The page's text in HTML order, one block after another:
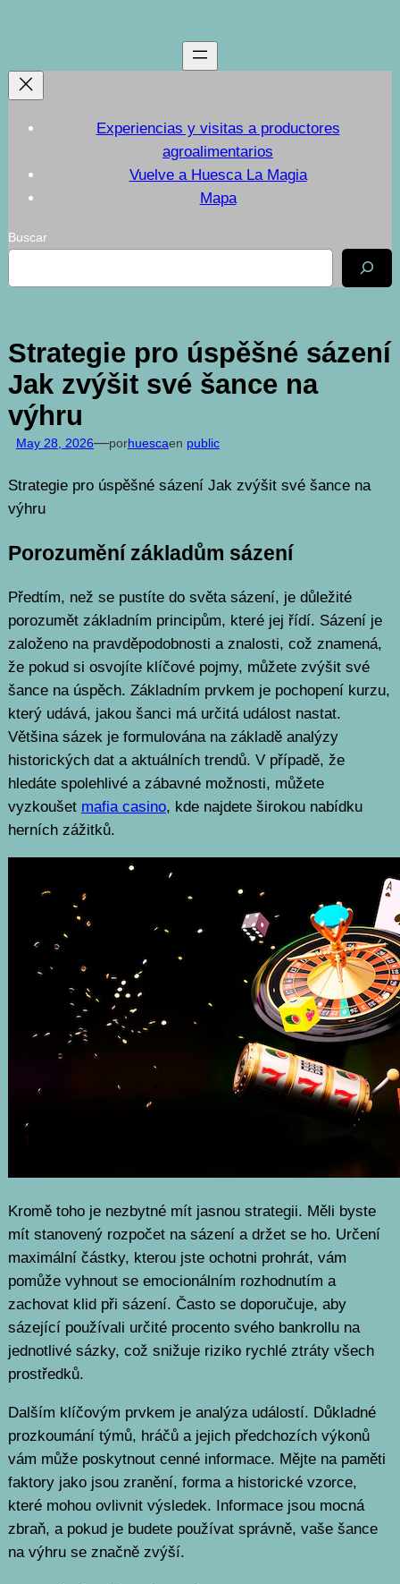
Experiencias y visitas a productores
agroalimentarios
Vuelve a Huesca La Magia
Mapa
Buscar
Strategie pro úspěšné sázení
Jak zvýšit své šance na
výhru
May 28, 2026—porhuescaen public
Strategie pro úspěšné sázení Jak zvýšit své šance na
výhru
Porozumění základům sázení
Předtím, než se pustíte do světa sázení, je důležité
porozumět základním principům, které jej řídí. Sázení je
založeno na pravděpodobnosti a znalosti, což znamená,
že pokud si osvojíte klíčové pojmy, můžete zvýšit své
šance na úspěch. Základním prvkem je pochopení kurzu,
který udává, jakou šanci má určitá událost nastat.
Většina sázek je formulována na základě analýzy
historických dat a aktuálních trendů. V případě, že
hledáte spolehlivé a zábavné možnosti, můžete
vyzkoušet mafia casino, kde najdete širokou nabídku
herních zážitků.
Kromě toho je nezbytné mít jasnou strategii. Měli byste
mít stanovený rozpočet na sázení a držet se ho. Určení
maximální částky, kterou jste ochotni prohrát, vám
pomůže vyhnout se emocionálním rozhodnutím a
zachovat klid při sázení. Často se doporučuje, aby
sázející používali určité procento svého bankrollu na
jednotlivé sázky, což snižuje riziko rychlé ztráty všech
prostředků.
Dalším klíčovým prvkem je analýza událostí. Důkladné
prozkoumání týmů, hráčů a jejich předchozích výkonů
vám může poskytnout cenné informace. Mějte na paměti
faktory jako jsou zranění, forma a historické vzorce,
které mohou ovlivnit výsledek. Informace jsou mocná
zbraň, a pokud je budete používat správně, vaše šance
na výhru se značně zvýší.